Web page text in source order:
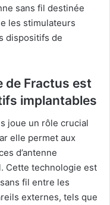
sans fil destinée
les stimulateurs
dispositifs de
de Fractus est
implantables
joue un rôle crucial
elle permet aux
d’antenne
Cette technologie est
fil entre les
externes, tels que